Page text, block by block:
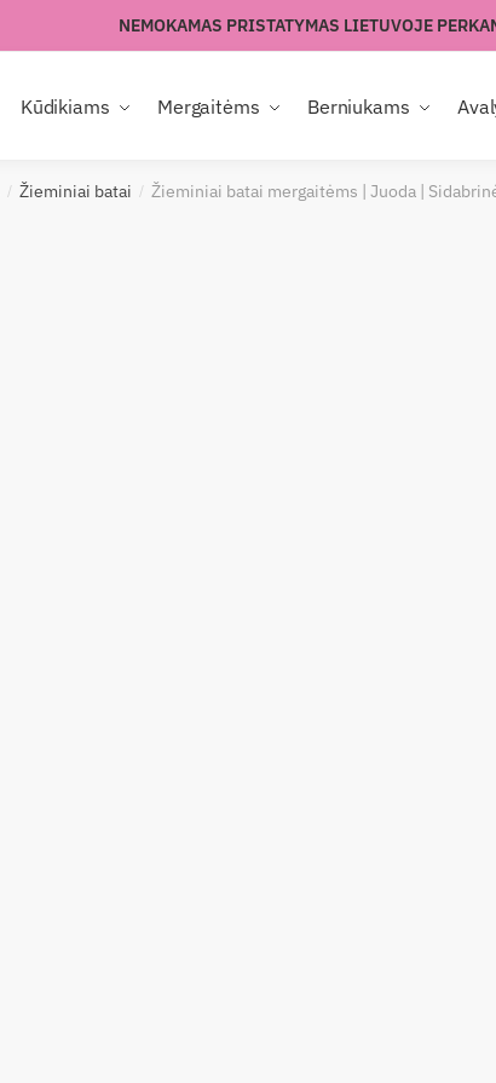
NEMOKAMAS PRISTATYMAS LIETUVOJE
Kūdikiams Mergaitėms Berniukams
/ Žieminiai batai / Žieminiai batai mergaitėms | Juoda |